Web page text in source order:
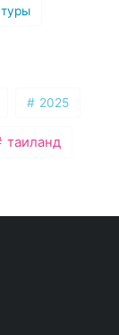
туры
2025
таиланд